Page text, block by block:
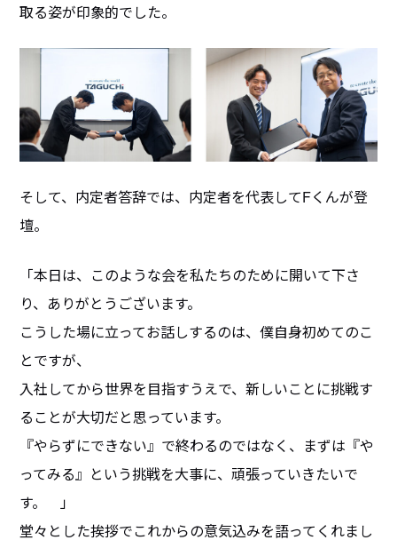
取る姿が印象的でした。
そして、内定者答辞では、内定者を代表してFくんが登
壇。
「本日は、このような会を私たちのために開いて下さ
り、ありがとうございます。
こうした場に立ってお話しするのは、僕自身初めてのこ
とですが、
入社してから世界を目指すうえで、新しいことに挑戦す
ることが大切だと思っています。
『やらずにできない』で終わるのではなく、まずは『や
ってみる』という挑戦を大事に、頑張っていきたいで
す。 」
堂々とした挨拶でこれからの意気込みを語ってくれまし